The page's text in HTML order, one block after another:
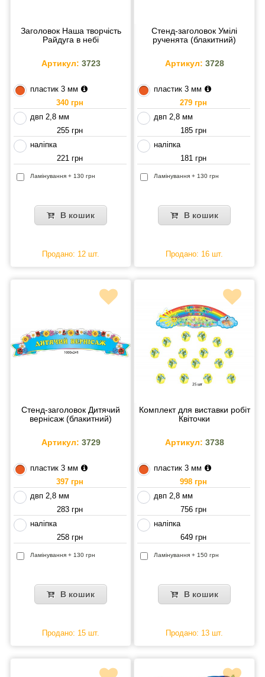
Заголовок Наша творчість
Райдуга в небі
Артикул: 3723
пластик 3 мм
340 грн
двп 2,8 мм
255 грн
наліпка
221 грн
Ламінування + 130 грн
В кошик
Продано: 12 шт.
Стенд-заголовок Умілі
рученята (блакитний)
Артикул: 3728
пластик 3 мм
279 грн
двп 2,8 мм
185 грн
наліпка
181 грн
Ламінування + 130 грн
В кошик
Продано: 16 шт.
Стенд-заголовок Дитячий
вернісаж (блакитний)
Артикул: 3729
пластик 3 мм
397 грн
двп 2,8 мм
283 грн
наліпка
258 грн
Ламінування + 130 грн
В кошик
Продано: 15 шт.
Комплект для виставки робіт
Квіточки
Артикул: 3738
пластик 3 мм
998 грн
двп 2,8 мм
756 грн
наліпка
649 грн
Ламінування + 150 грн
В кошик
Продано: 13 шт.